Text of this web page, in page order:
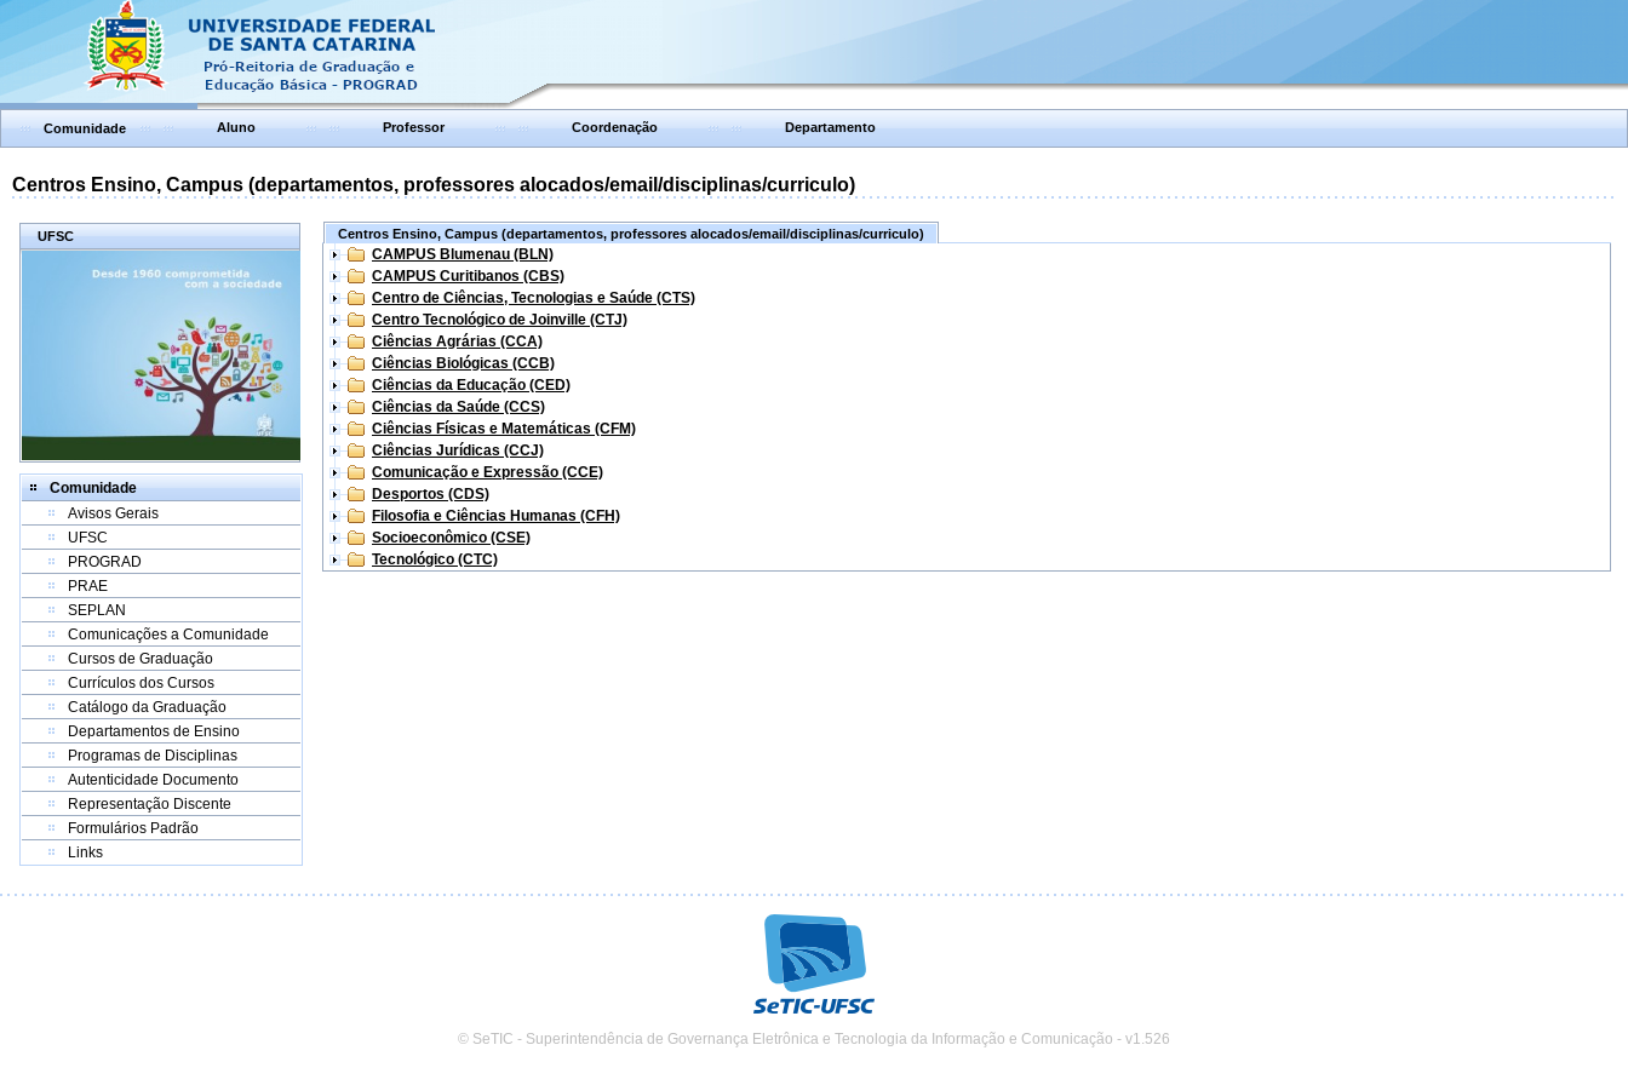
Comunidade Aluno Professor Coordenação Departamento
Centros Ensino, Campus (departamentos, professores alocados/email/disciplinas/curriculo)
UFSC
Comunidade
Avisos Gerais
UFSC
PROGRAD
PRAE
SEPLAN
Comunicações a Comunidade
Cursos de Graduação
Currículos dos Cursos
Catálogo da Graduação
Departamentos de Ensino
Programas de Disciplinas
Autenticidade Documento
Representação Discente
Formulários Padrão
Links
Centros Ensino, Campus (departamentos, professores alocados/email/disciplinas/curriculo)
CAMPUS Blumenau (BLN)
CAMPUS Curitibanos (CBS)
Centro de Ciências, Tecnologias e Saúde (CTS)
Centro Tecnológico de Joinville (CTJ)
Ciências Agrárias (CCA)
Ciências Biológicas (CCB)
Ciências da Educação (CED)
Ciências da Saúde (CCS)
Ciências Físicas e Matemáticas (CFM)
Ciências Jurídicas (CCJ)
Comunicação e Expressão (CCE)
Desportos (CDS)
Filosofia e Ciências Humanas (CFH)
Socioeconômico (CSE)
Tecnológico (CTC)
© SeTIC - Superintendência de Governança Eletrônica e Tecnologia da Informação e Comunicação - v1.526